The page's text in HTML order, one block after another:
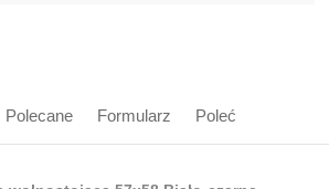
Polecane Formularz Poleć